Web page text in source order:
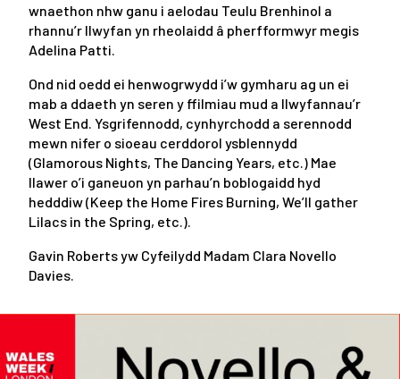
wnaethon nhw ganu i aelodau Teulu Brenhinol a
rhannu’r llwyfan yn rheolaidd â pherfformwyr megis
Adelina Patti.
Ond nid oedd ei henwogrwydd i’w gymharu ag un ei
mab a ddaeth yn seren y ffilmiau mud a llwyfannau’r
West End. Ysgrifennodd, cynhyrchodd a serennodd
mewn nifer o sioeau cerddorol ysblennydd
(Glamorous Nights, The Dancing Years, etc.) Mae
llawer o’i ganeuon yn parhau’n boblogaidd hyd
hedddiw (Keep the Home Fires Burning, We’ll gather
Lilacs in the Spring, etc.).
Gavin Roberts yw Cyfeilydd Madam Clara Novello
Davies.